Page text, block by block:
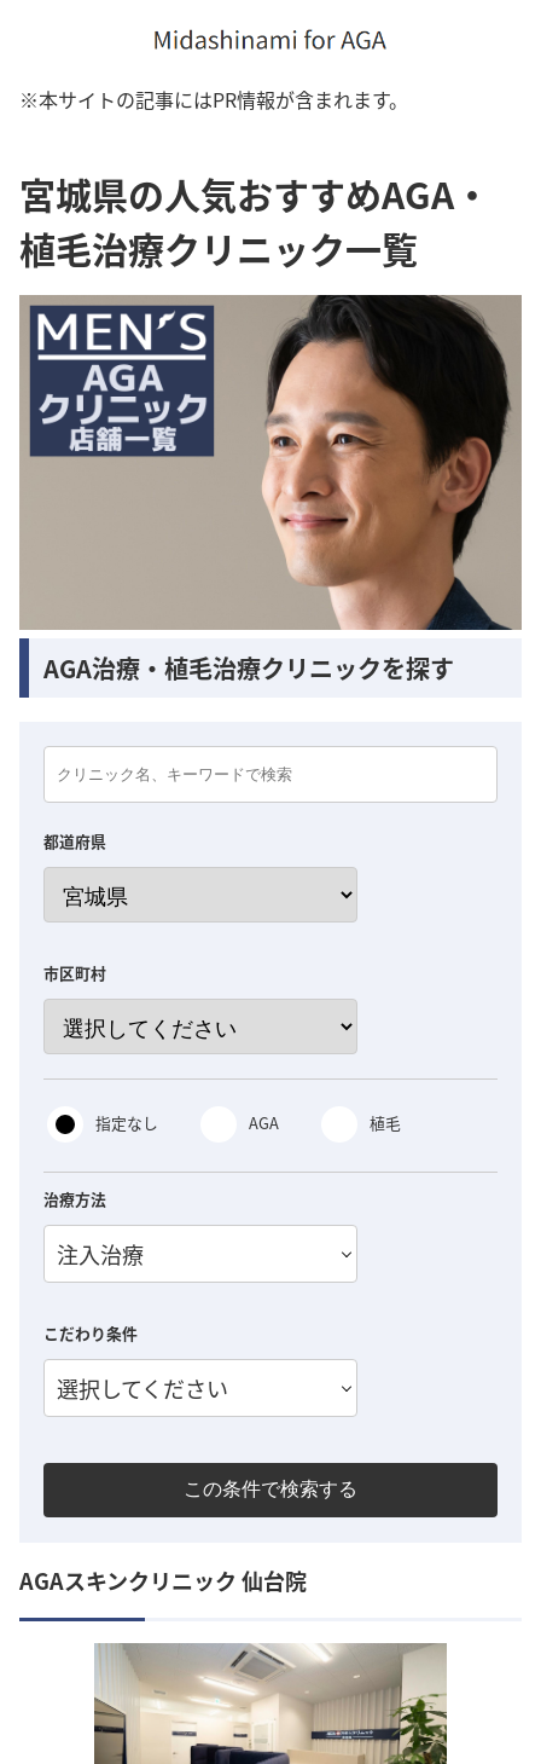
※本サイトの記事にはPR情報が含まれます。
宮城県の人気おすすめAGA・
植毛治療クリニック一覧
AGA治療・植毛治療クリニックを探す
都道府県
市区町村
指定なし AGA 植毛
治療方法
注入治療
こだわり条件
選択してください
この条件で検索する
AGAスキンクリニック 仙台院